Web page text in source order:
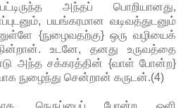
அந்தப் பொறியானது,
பயங்கரமான வடிவத்துடனும்
{நுழைவதற்கு} ஒரு வழியைக்
உடனே, தனது உருவத்தை
அந்த சக்கரத்தின் {வாள் போன்ற}
நுழைந்து சென்றான் கருடன்.(4)